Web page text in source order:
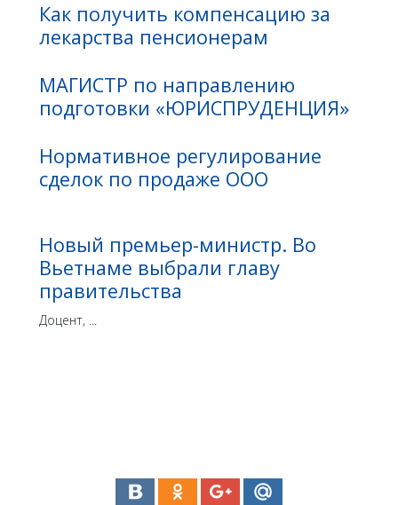
Как получить компенсацию за
лекарства пенсионерам
МАГИСТР по направлению
подготовки «ЮРИСПРУДЕНЦИЯ»
Нормативное регулирование
сделок по продаже ООО
Новый премьер-министр. Во
Вьетнаме выбрали главу
правительства
Доцент, ...